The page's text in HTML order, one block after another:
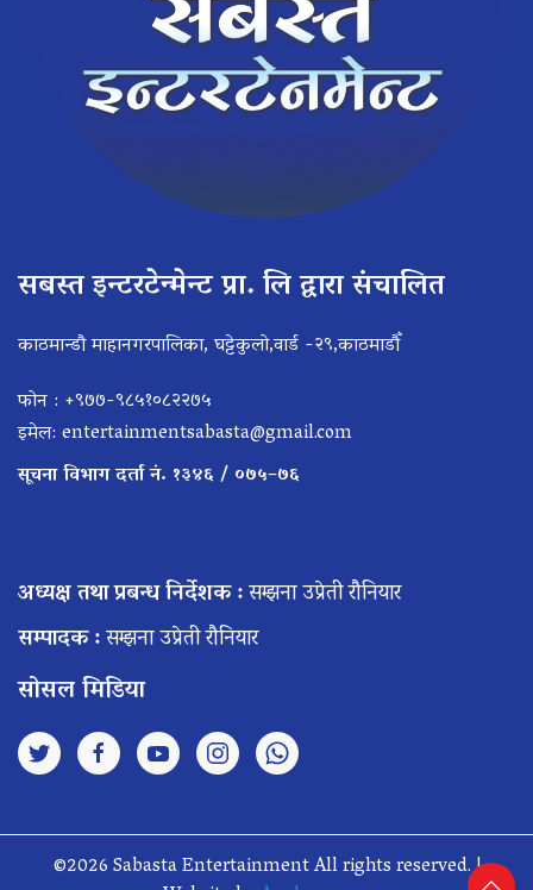
सबस्त इन्टरटेन्मेन्ट प्रा. लि द्वारा संचालित
काठमान्डौ माहानगरपालिका, घट्टेकुलो,वार्ड -२९,काठमाडौँ
फोन : +९७७-९८५१०८२२७५
इमेल: entertainmentsabasta@gmail.com
सूचना विभाग दर्ता नं. १३४६ / ०७५–७६
अध्यक्ष तथा प्रबन्ध निर्देशक :सम्झना उप्रेती रौनियार
सम्पादक :सम्झना उप्रेती रौनियार
सोसल मिडिया
©2026 Sabasta Entertainment All rights reserved. |